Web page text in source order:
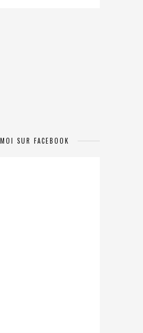
SUR FACEBOOK